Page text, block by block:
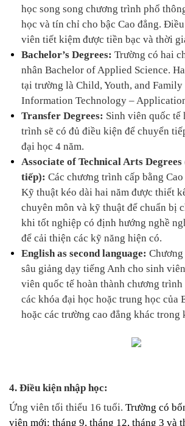
học song song chương trình phổ
học và tín chỉ cho bậc Cao đẳng.
viên tiết kiệm được tiền bạc và thời
Bachelor’s Degrees: Trường có hai
nhân Bachelor of Applied Science.
tại trường là Child, Youth, and Family
Information Technology –
Transfer Degrees: Sinh viên quốc tế
trình sẽ có đủ điều kiện để chuyển
đại học 4 năm.
Associate of Technical Arts Degrees
tiếp): Các chương trình cấp bằng
Kỹ thuật kéo dài hai năm được thiết
chuyên môn và kỹ thuật để chuẩn bị
khi tốt nghiệp có định hướng nghề
để cải thiện các kỹ năng hiện có.
English as second language:
sâu giảng dạy tiếng Anh cho sinh
viên quốc tế hoàn thành chương trình
các khóa đại học hoặc trung học của
hoặc các trường cao đẳng khác trong
4. Điều kiện nhập học:
Ứng viên tối thiểu 16 tuổi. Trường có
viên mới: tháng 9, tháng 12, tháng 3 và